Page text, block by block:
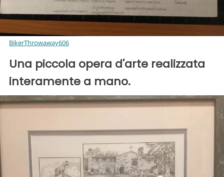
BikerThrowaway606
Una piccola opera d'arte realizzata
interamente a mano.